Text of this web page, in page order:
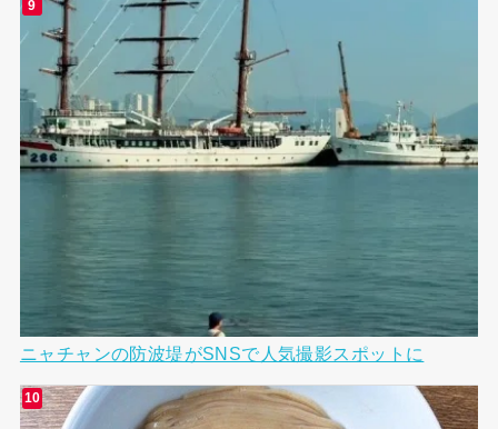
ニャチャンの防波堤がSNSで人気撮影スポットに